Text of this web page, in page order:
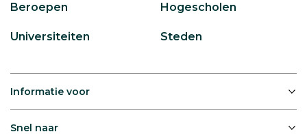
Beroepen Hogescholen
Universiteiten Steden
Informatie voor
Snel naar